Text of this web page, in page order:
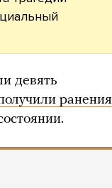
девять
ранения